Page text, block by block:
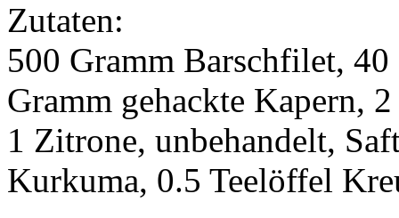
Zutaten:
500 Gramm Barschfilet,
Gramm gehackte Kapern,
1 Zitrone, unbehandelt,
Kurkuma, 0.5 Teelöffel